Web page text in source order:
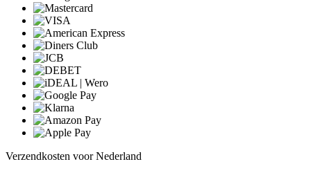
Verzendkosten voor Nederland